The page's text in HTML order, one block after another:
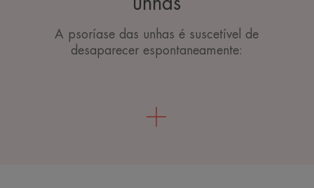
A psoríase das unhas é suscetível de
desaparecer espontaneamente: